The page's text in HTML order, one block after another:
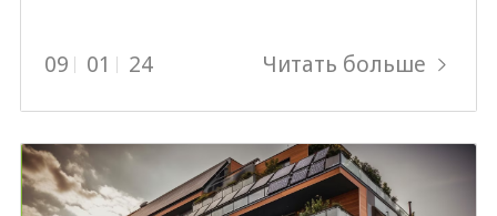
09 01 24 Читать больше